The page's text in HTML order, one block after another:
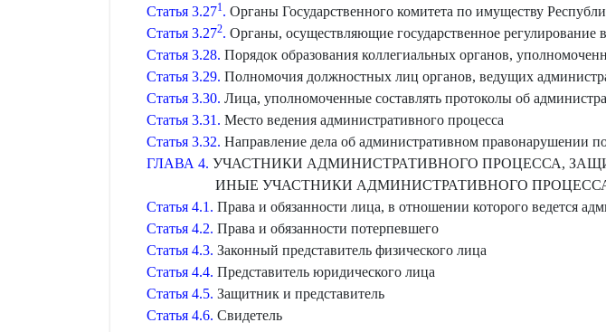
Статья 3.271. Органы Государственного комитета по имуществу
Статья 3.272. Органы, осуществляющие государственное регулирование
Статья 3.28. Порядок образования коллегиальных органов,
Статья 3.29. Полномочия должностных лиц органов, ведущих
Статья 3.30. Лица, уполномоченные составлять протоколы об
Статья 3.31. Место ведения административного процесса
Статья 3.32. Направление дела об административном правонарушении
ГЛАВА 4. УЧАСТНИКИ АДМИНИСТРАТИВНОГО ПРОЦЕССА,
ИНЫЕ УЧАСТНИКИ АДМИНИСТРАТИВНОГО
Статья 4.1. Права и обязанности лица, в отношении которого ведется
Статья 4.2. Права и обязанности потерпевшего
Статья 4.3. Законный представитель физического лица
Статья 4.4. Представитель юридического лица
Статья 4.5. Защитник и представитель
Статья 4.6. Свидетель